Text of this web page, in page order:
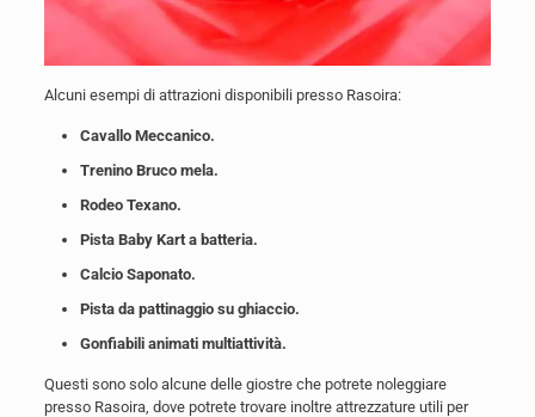
Alcuni esempi di attrazioni disponibili presso Rasoira:
Cavallo Meccanico.
Trenino Bruco mela.
Rodeo Texano.
Pista Baby Kart a batteria.
Calcio Saponato.
Pista da pattinaggio su ghiaccio.
Gonfiabili animati multiattività.
Questi sono solo alcune delle giostre che potrete noleggiare
presso Rasoira, dove potrete trovare inoltre attrezzature utili per